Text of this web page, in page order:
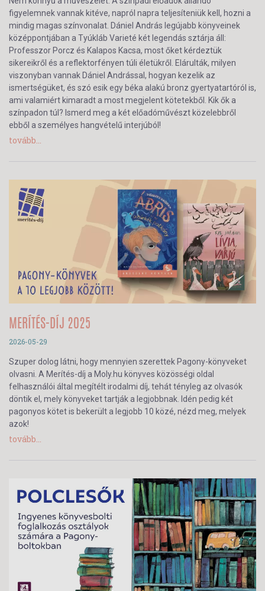
figyelemnek vannak kitéve, napról napra teljesíteniük kell, hozni a
mindig magas színvonalat. Dániel András legújabb könyveinek
középpontjában a Tyúkláb Varieté két legendás sztárja áll:
Professzor Porcz és Kalapos Kacsa, most őket kérdeztük
sikereikről és a reflektorfényen túli életükről. Elárulták, milyen
viszonyban vannak Dániel Andrással, hogyan kezelik az
ismertségüket, és szó esik egy béka alakú bronz gyertyatartóról is,
ami valamiért kimaradt a most megjelent kötetekből. Kik ők a
színpadon túl? Ismerd meg a két előadóművészt közelebbről
ebből a személyes hangvételű interjúból!
tovább...
MERÍTÉS-DÍJ 2025
2026-05-29
Szuper dolog látni, hogy mennyien szerettek Pagony-könyveket
olvasni. A Merítés-díj a Moly.hu könyves közösségi oldal
felhasználói által megítélt irodalmi díj, tehát tényleg az olvasók
döntik el, mely könyveket tartják a legjobbnak. Idén pedig két
pagonyos kötet is bekerült a legjobb 10 közé, nézd meg, melyek
azok!
tovább...